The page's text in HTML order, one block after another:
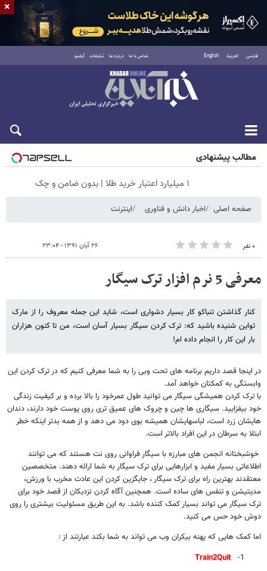
فارسی العربية English تماس با ما درباره ما تبلیغات آرشیو
جمعه ۱۶ مرداد ۱۴۰۵
مطالب پیشنهادی
۱ میلیارد اعتبار خرید طلا | بدون ضامن و چک
صفحه اصلی اخبار دانش و فناوری اینترنت
۰ نفر ۲۶ آبان ۱۳۹۱ - ۲۳:۰۴
معرفی 5 نرم افزار ترک سیگار
کنار گذاشتن تنباکو کار بسیار دشواری است، شاید این جمله معروف را از مارک
تواین شنیده باشید که: ترک کردن سیگار بسیار آسان است، من تا کنون هزاران
بار این کار را انجام داده ام!
در اینجا قصد داریم برنامه های تحت وبی را به شما معرفی کنیم که در ترک کردن این
وابستگی به کمکتان خواهد آمد.
با ترک کردن همیشگی سیگار می توانید طول عمرخود را بالا برده و بر کیفیت زندگی
خود بیفزایید. سیگاری ها چین و چروک های عمیق تری روی پوست خود دارند، دندان
هایشان زرد است، لباسهایشان همیشه بوی دود می دهد و از همه بدتر اینکه خطر
ابتلا به سرطان در این افراد بالاتر است.
خوشبختانه انجمن های مبارزه با سیگار فراوانی روی نت هستند که می توانند
اطلاعاتی بسیار مفید و ابزارهایی برای ترک سیگار به شما ارائه دهند. متخصصین
معتقدند بهترین راه برای ترک سیگار ، جایگزین کردن این عادت مخرب با ورزش،
مدیتیشن و تنفس های ساده است. همچنین آگاه کردن نزدیکان از قصد خود برای
ترک سیگار می تواند بسیار کمک کننده باشد. به این طریق مسئولیت بیشتری را روی
دوش خود حس می کنید.
اما کمک هایی که پهنه بیکران وب می تواند به شما بکند عبارتند از :
1-
Train2Quit
×